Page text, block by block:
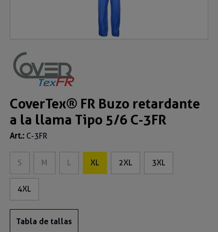
CoverTex® FR Buzo retardante
a la llama Tipo 5/6 C-3FR
Art.: C-3FR
S M L XL 2XL 3XL
4XL
Tabla de tallas